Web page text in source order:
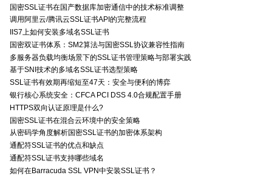
国密SSL证书在国产数据库加密通信中的技术标准调整
调用阿里云/腾讯云SSL证书API的完整流程
IIS7上如何安装多域名SSL证书
国密双证书体系：SM2算法与国密SSL协议兼容性指南
多服务器负载均衡场景下的SSL证书管理策略与部署实践
基于SNI技术的多域名SSL证书选型策略
SSL证书有效期再缩短至47天：安全与便利的博弈
银行核心系统安全：CFCA PCI DSS 4.0合规配置手册
HTTPS双向认证原理是什么?
国密SSL证书在混合云环境中的安全策略
从密码学角度解析国密SSL证书的加密体系架构
通配符SSL证书的优点和缺点
通配符SSL证书支持哪些域名
如何在Barracuda SSL VPN中安装SSL证书？